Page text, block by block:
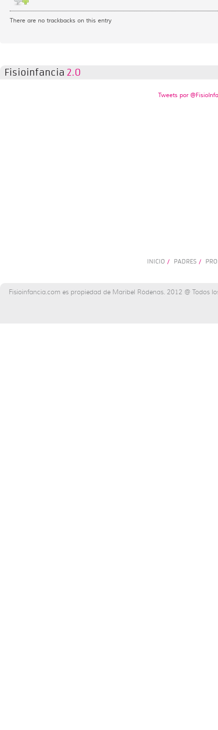
There are no trackbacks on this entry
Fisioinfancia 2.0
Tweets por
INICIO / PADRES /
Fisioinfancia.com es propiedad de Maribel Ródenas. 2012 @ Todos